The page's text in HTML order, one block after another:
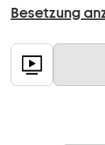
Besetzung